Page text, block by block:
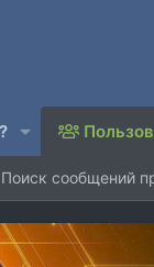
Поиск сообщений